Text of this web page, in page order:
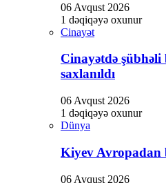
06 Avqust 2026
1 dəqiqəyə oxunur
Cinayət
Cinayətdə
saxlanıldı
06 Avqust 2026
1 dəqiqəyə oxunur
Dünya
Kiyev Avropadan
06 Avqust 2026